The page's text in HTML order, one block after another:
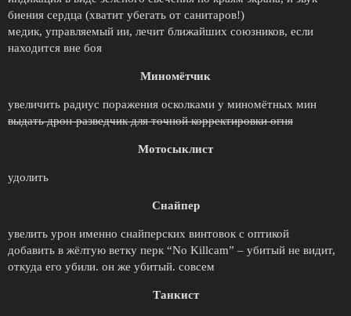
биения сердца (хватит убегать от санитаров!)
медик, управляемый ии, лечит ближайших союзников, если
находится вне боя
Миномётчик
увеличить радиус поражения осколками у миномётных мин
выдать дрон-разведчик для точной корректировки огня
Мотосыклист
удолить
Снайпер
увелить урон именно снайперских винтовок с оптикой
добавить в жёлтую ветку перк “No Killcam” – убитый не видит,
откуда его убили. он же убитый. совсем
Танкист